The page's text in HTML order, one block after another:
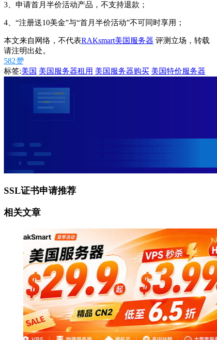
3、申请首月半价活动产品，不支持退款；
4、“注册送10美金”与“首月半价活动”不可同时享用；
本文来自网络，不代表RAKsmart美国服务器 评测立场，转载
请注明出处。
582赞
标签:美国 美国服务器租用 美国服务器购买 美国特价服务器
SSL证书申请推荐
相关文章